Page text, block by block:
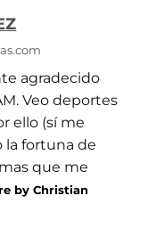
agradecido
Veo deportes
ello (sí me
la fortuna de
que me
by Christian